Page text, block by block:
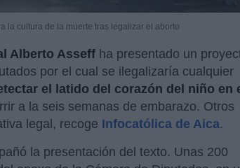
la cultura de la muerte tras legalizar el aborto
Alberto Asseff ha presentado un
por el cual se ilegalizaría cualquier
el latido del corazón del niño en
a la seis semanas de embarazo. Otros
legal, recoge Infocatólica de Aica.
la presentación del texto. Unas 200